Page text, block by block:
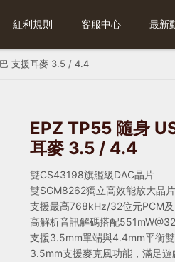
紅利規則 客服中心 最新
支援耳麥 3.5 / 4.4
EPZ TP55 隨身
耳麥 3.5 / 4.4
雙CS43198旗艦級DAC晶片
雙SGM8262獨立高效能放大晶片
支援最高768kHz/32位元PCM
高解析音訊解碼搭配
支援3.5mm單端與4.4mm平衡
3.5mm支援麥克風功能，滿足